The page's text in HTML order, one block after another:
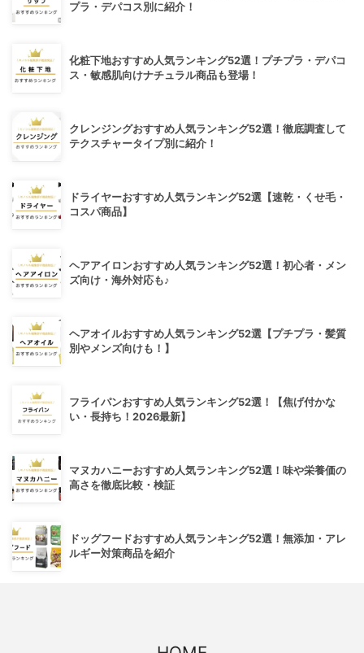
プラ・デパコス別に紹介！
化粧下地おすすめ人気ランキング52選！プチプラ・デパコ
ス・敏感肌向けナチュラル商品も登場！
クレンジングおすすめ人気ランキング52選！徹底調査して
テクスチャータイプ別に紹介！
ドライヤーおすすめ人気ランキング52選【速乾・くせ毛・
コスパ商品】
ヘアアイロンおすすめ人気ランキング52選！初心者・メン
ズ向け・海外対応も♪
ヘアオイルおすすめ人気ランキング52選【プチプラ・髪質
別やメンズ向けも！】
フライパンおすすめ人気ランキング52選！【焦げ付かな
い・長持ち！2026最新】
マヌカハニーおすすめ人気ランキング52選！味や栄養価の
高さを徹底比較・検証
ドッグフードおすすめ人気ランキング52選！無添加・アレ
ルギー対策商品を紹介